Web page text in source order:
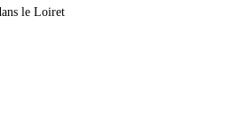
le Loiret